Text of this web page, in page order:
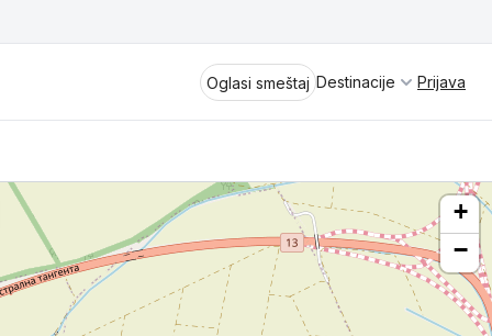
Oglasi smeštaj Destinacije
Divčibare
Vrnjačka Banja
Spremite se za virtuelno putovanje
Prijava
+
−